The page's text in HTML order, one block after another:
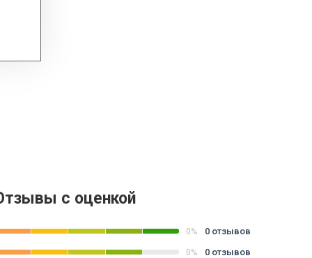
с оценкой
0% 0 отзывов
0% 0 отзывов